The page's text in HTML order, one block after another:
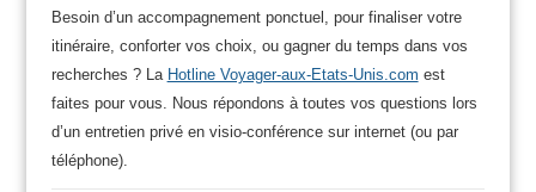
Besoin d’un accompagnement ponctuel, pour finaliser votre
itinéraire, conforter vos choix, ou gagner du temps dans vos
recherches ? La Hotline Voyager-aux-Etats-Unis.com est
faites pour vous. Nous répondons à toutes vos questions lors
d’un entretien privé en visio-conférence sur internet (ou par
téléphone).